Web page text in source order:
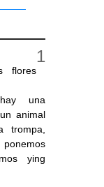
flores
una
animal
trompa,
ying